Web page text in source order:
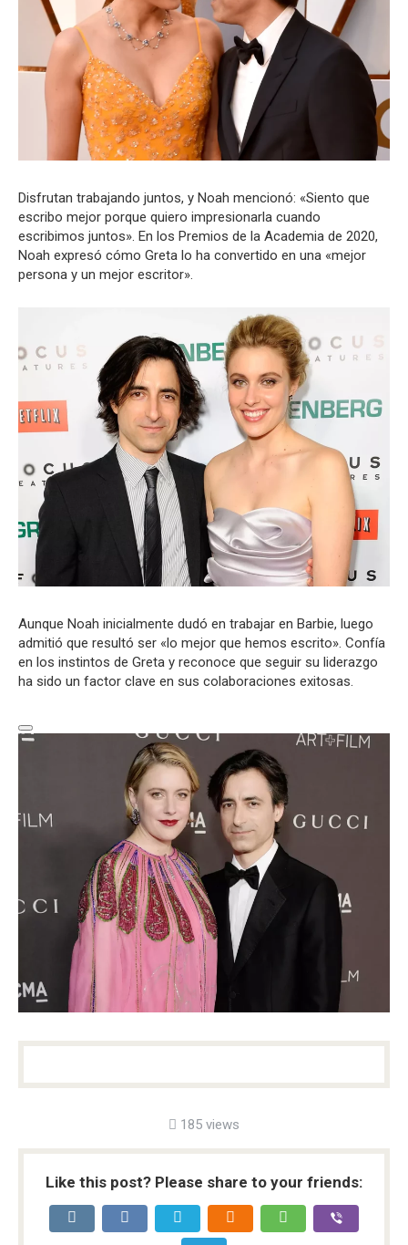
Disfrutan trabajando juntos, y Noah mencionó: «Siento que
escribo mejor porque quiero impresionarla cuando
escribimos juntos». En los Premios de la Academia de 2020,
Noah expresó cómo Greta lo ha convertido en una «mejor
persona y un mejor escritor».
Aunque Noah inicialmente dudó en trabajar en Barbie, luego
admitió que resultó ser «lo mejor que hemos escrito». Confía
en los instintos de Greta y reconoce que seguir su liderazgo
ha sido un factor clave en sus colaboraciones exitosas.
185 views
Like this post? Please share to your friends: